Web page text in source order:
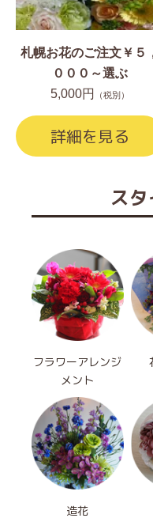
札幌お花のご注文￥５
０００～選ぶ
5,000円
（税別）
詳細を見る
ス
フラワーアレンジ
メント
造花